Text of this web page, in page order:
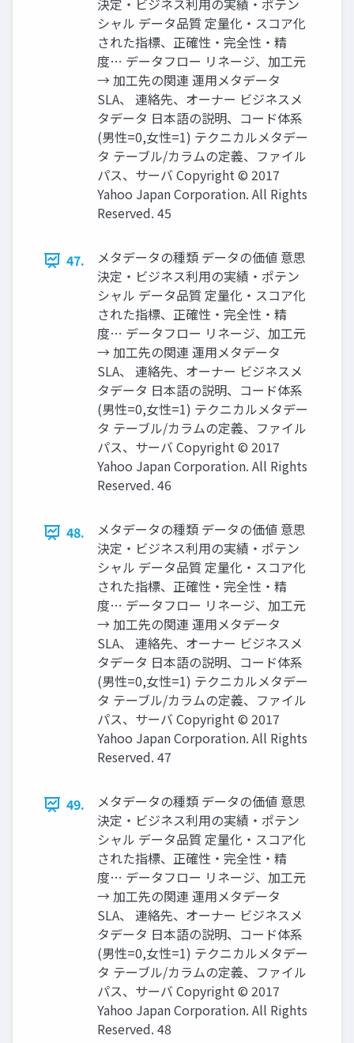
決定・ビジネス利用の実績・ポテン
シャル データ品質 定量化・スコア化
された指標、正確性・完全性・精
度… データフロー リネージ、加工元
→ 加工先の関連 運用メタデータ
SLA、 連絡先、オーナー ビジネスメ
タデータ 日本語の説明、コード体系
(男性=0,女性=1) テクニカルメタデー
タ テーブル/カラムの定義、ファイル
パス、サーバ Copyright © 2017
Yahoo Japan Corporation. All Rights
Reserved. 45
47.
メタデータの種類 データの価値 意思
決定・ビジネス利用の実績・ポテン
シャル データ品質 定量化・スコア化
された指標、正確性・完全性・精
度… データフロー リネージ、加工元
→ 加工先の関連 運用メタデータ
SLA、 連絡先、オーナー ビジネスメ
タデータ 日本語の説明、コード体系
(男性=0,女性=1) テクニカルメタデー
タ テーブル/カラムの定義、ファイル
パス、サーバ Copyright © 2017
Yahoo Japan Corporation. All Rights
Reserved. 46
48.
メタデータの種類 データの価値 意思
決定・ビジネス利用の実績・ポテン
シャル データ品質 定量化・スコア化
された指標、正確性・完全性・精
度… データフロー リネージ、加工元
→ 加工先の関連 運用メタデータ
SLA、 連絡先、オーナー ビジネスメ
タデータ 日本語の説明、コード体系
(男性=0,女性=1) テクニカルメタデー
タ テーブル/カラムの定義、ファイル
パス、サーバ Copyright © 2017
Yahoo Japan Corporation. All Rights
Reserved. 47
49.
メタデータの種類 データの価値 意思
決定・ビジネス利用の実績・ポテン
シャル データ品質 定量化・スコア化
された指標、正確性・完全性・精
度… データフロー リネージ、加工元
→ 加工先の関連 運用メタデータ
SLA、 連絡先、オーナー ビジネスメ
タデータ 日本語の説明、コード体系
(男性=0,女性=1) テクニカルメタデー
タ テーブル/カラムの定義、ファイル
パス、サーバ Copyright © 2017
Yahoo Japan Corporation. All Rights
Reserved. 48